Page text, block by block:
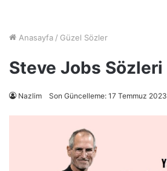
Anasayfa / Güzel Sözler
Steve Jobs Sözleri
Nazlim Son Güncelleme: 17 Temmuz 2023